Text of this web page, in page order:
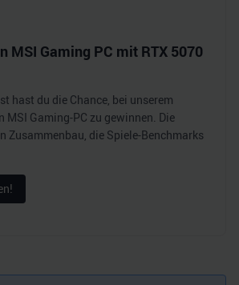
MSI Gaming PC mit RTX 5070
hast du die Chance, bei unserem
MSI Gaming-PC zu gewinnen. Die
Zusammenbau, die Spiele-Benchmarks